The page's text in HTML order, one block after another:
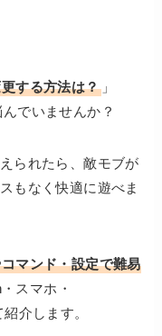
する方法は？」
でいませんか？
られたら、敵モブが
もなく快適に遊べま
マンド・設定で難易
スマホ・
紹介 します。